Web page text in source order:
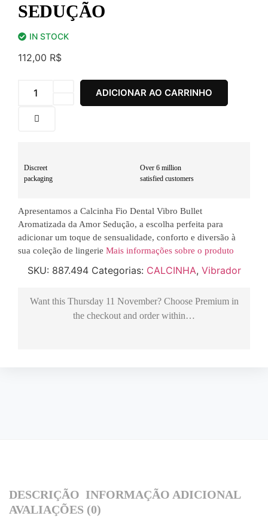
SEDUÇÃO
IN STOCK
112,00 R$
ADICIONAR AO CARRINHO
Discreet
packaging
Over 6 million
satisfied customers
Apresentamos a Calcinha Fio Dental Vibro Bullet
Aromatizada da Amor Sedução, a escolha perfeita para
adicionar um toque de sensualidade, conforto e diversão à
sua coleção de lingerie Mais informações sobre o produto
SKU: 887.494 Categorias: CALCINHA, Vibrador
Want this Thursday 11 November? Choose Premiumin
the checkout and order within…
DESCRIÇÃO INFORMAÇÃO ADICIONAL
AVALIAÇÕES (0)